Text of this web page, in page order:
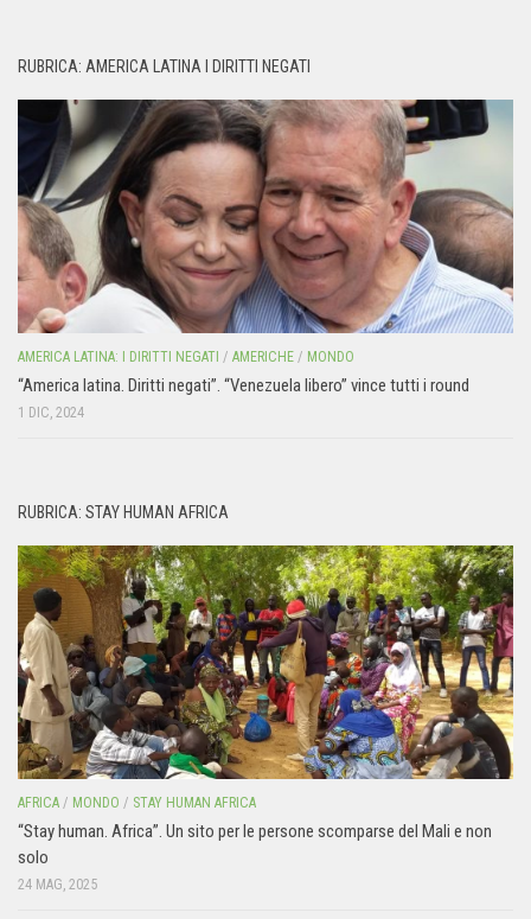
RUBRICA: AMERICA LATINA I DIRITTI NEGATI
AMERICA LATINA: I DIRITTI NEGATI / AMERICHE / MONDO
“America latina. Diritti negati”. “Venezuela libero” vince tutti i round
1 DIC, 2024
RUBRICA: STAY HUMAN AFRICA
AFRICA / MONDO / STAY HUMAN AFRICA
“Stay human. Africa”. Un sito per le persone scomparse del Mali e non
solo
24 MAG, 2025